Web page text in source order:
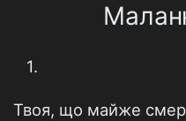
1.
Твоя, що майже